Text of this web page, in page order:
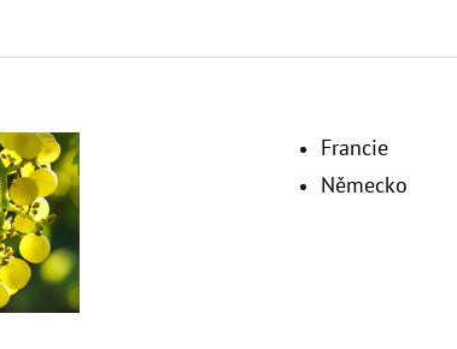
Francie
Německo